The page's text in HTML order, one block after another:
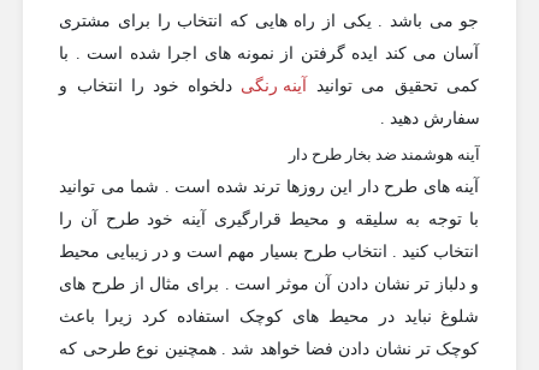
جو می باشد . یکی از راه هایی که انتخاب را برای مشتری
آسان می کند ایده گرفتن از نمونه های اجرا شده است . با
کمی تحقیق می توانیدآینه رنگیدلخواه خود را انتخاب و
سفارش دهید .
آینه هوشمند ضد بخار طرح دار
آینه های طرح دار این روزها ترند شده است . شما می توانید
با توجه به سلیقه و محیط قرارگیری آینه خود طرح آن را
انتخاب کنید . انتخاب طرح بسیار مهم است و در زیبایی محیط
و دلباز تر نشان دادن آن موثر است . برای مثال از طرح های
شلوغ نباید در محیط های کوچک استفاده کرد زیرا باعث
کوچک تر نشان دادن فضا خواهد شد . همچنین نوع طرحی که